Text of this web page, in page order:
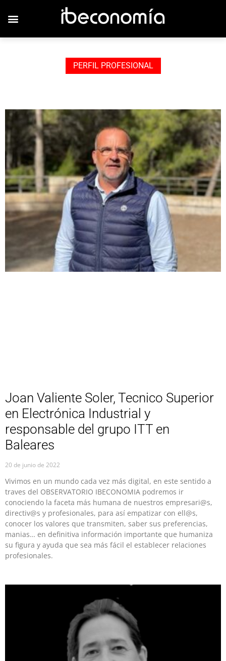
PERFIL PROFESIONAL
Joan Valiente Soler, Tecnico Superior
en Electrónica Industrial y
responsable del grupo ITT en
Baleares
20 de junio de 2022
Vivimos en un mundo cada vez más digital, en este sentido a
traves del OBSERVATORIO IBECONOMIA podremos ir
conociendo la faceta más humana de nuestros empresari@s,
directiv@s y profesionales, para así empatizar con ell@s,
conocer los valores que transmiten, saber sus preferencias,
manias… en definitiva información importante que humaniza
su figura y ayuda que sea más fácil el establecer relaciones
profesionales.